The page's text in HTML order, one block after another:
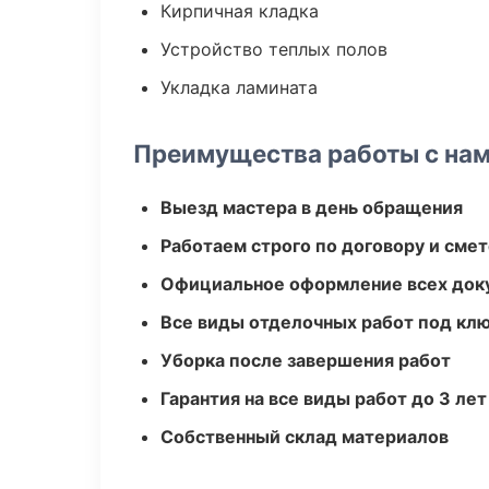
Кирпичная кладка
Устройство теплых полов
Укладка ламината
Преимущества работы с
Выезд мастера в день обращения
Работаем строго по договору и
Официальное оформление всех
Все виды отделочных работ под
Уборка после завершения работ
Гарантия на все виды работ до 3 лет
Собственный склад материалов